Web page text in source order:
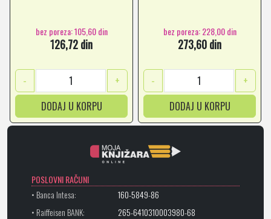
bez poreza: 105,60 din
126,72 din
-
+
DODAJ U KORPU
bez poreza: 228,00 din
273,60 din
-
+
DODAJ U KORPU
POSLOVNI RAČUNI
• Banca Intesa:
160-5849-86
• Raiffeisen BANK:
265-6410310003980-68